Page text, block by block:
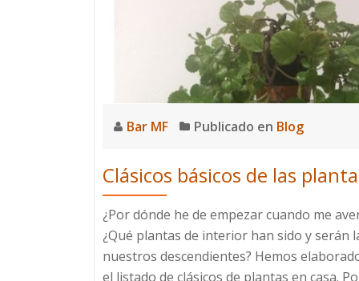
Bar MF Publicado en Blog
Clásicos básicos de las
¿Por dónde he de empezar cuando me
¿Qué plantas de interior han sido y serán
nuestros descendientes? Hemos
el listado de clásicos de plantas en casa.